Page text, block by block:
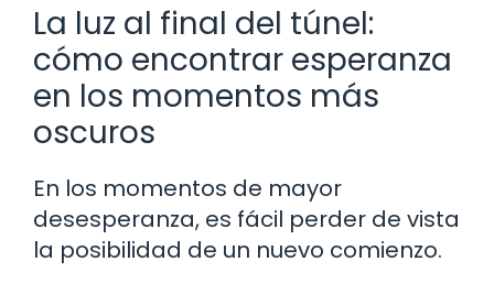
La luz al final del túnel:
cómo encontrar esperanza
en los momentos más
oscuros
En los momentos de mayor
desesperanza, es fácil perder de vista
la posibilidad de un nuevo comienzo.